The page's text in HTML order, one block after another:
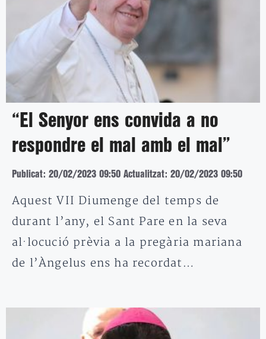
“El Senyor ens convida a no
respondre el mal amb el mal”
Publicat: 20/02/2023 09:50 Actualitzat: 20/02/2023 09:50
Aquest VII Diumenge del temps de
durant l’any, el Sant Pare en la seva
al·locució prèvia a la pregària mariana
de l’Àngelus ens ha recordat…